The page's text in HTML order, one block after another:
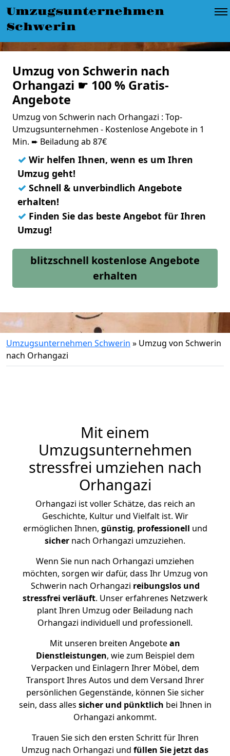
Umzugsunternehmen
Schwerin
Umzug von Schwerin nach
Orhangazi ☛ 100 % Gratis-
Angebote
Umzug von Schwerin nach Orhangazi : Top-
Umzugsunternehmen - Kostenlose Angebote in 1
Min. ➨ Beiladung ab 87€
✓ Wir helfen Ihnen, wenn es um Ihren
Umzug geht!
✓ Schnell & unverbindlich Angebote
erhalten!
✓ Finden Sie das beste Angebot für Ihren
Umzug!
blitzschnell kostenlose Angebote
erhalten
Umzugsunternehmen Schwerin » Umzug von Schwerin
nach Orhangazi
Mit einem
Umzugsunternehmen
stressfrei umziehen nach
Orhangazi
Orhangazi ist voller Schätze, das reich an
Geschichte, Kultur und Vielfalt ist. Wir
ermöglichen Ihnen, günstig, professionell und
sicher nach Orhangazi umzuziehen.
Wenn Sie nun nach Orhangazi umziehen
möchten, sorgen wir dafür, dass Ihr Umzug von
Schwerin nach Orhangazi reibungslos und
stressfrei verläuft. Unser erfahrenes Netzwerk
plant Ihren Umzug oder Beiladung nach
Orhangazi individuell und professionell.
Mit unseren breiten Angebotean
Dienstleistungen, wie zum Beispiel dem
Verpacken und Einlagern Ihrer Möbel, dem
Transport Ihres Autos und dem Versand Ihrer
persönlichen Gegenstände, können Sie sicher
sein, dass alles sicher und pünktlich bei Ihnen in
Orhangazi ankommt.
Trauen Sie sich den ersten Schritt für Ihren
Umzug nach Orhangazi und füllen Sie jetzt das